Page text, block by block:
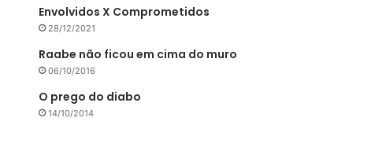
Envolvidos X Comprometidos
28/12/2021
Raabe não ficou em cima do muro
06/10/2016
O prego do diabo
14/10/2014